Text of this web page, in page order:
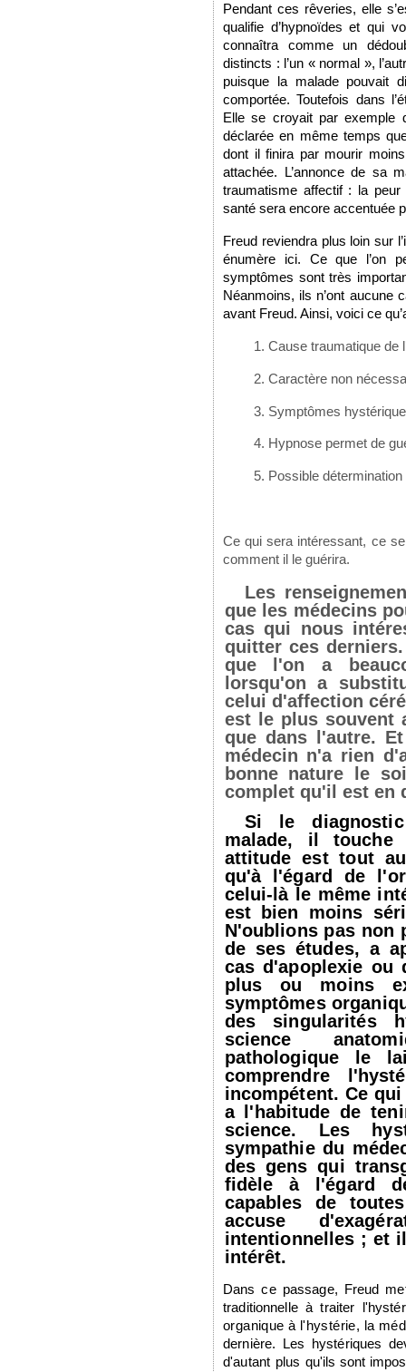
Pendant ces rêveries, elle
qualifie d’hypnoïdes et qui
connaîtra comme un
distincts : l’un « normal »,
puisque la malade pouvait
comportée. Toutefois dans
Elle se croyait par exemple
déclarée en même temps
dont il finira par mourir
attachée. L’annonce de sa
traumatisme affectif : la peur
santé sera encore accentuée
Freud reviendra plus loin sur
énumère ici. Ce que l’on
symptômes sont très
Néanmoins, ils n’ont aucune
avant Freud. Ainsi, voici ce
Cause traumatique de
Caractère non
Symptômes
Hypnose permet de
Possible
Ce qui sera intéressant, ce
comment il le guérira.
Les
que les médecins
cas qui nous
quitter ces
que l'on a
lorsqu'on a
celui d'affection
est le plus souvent
que dans l'autre.
médecin n'a rien
bonne nature le
complet qu'il est en
Si le
malade, il touche
attitude est tout
qu'à l'égard de
celui-là le même
est bien moins
N'oublions pas non
de ses études, a
cas d'apoplexie ou
plus ou moins
symptômes
des singularités
science
pathologique le
comprendre
incompétent. Ce
a l'habitude de
science. Les
sympathie du
des gens qui
fidèle à l'égard
capables de
accuse
intentionnelles ; et
intérêt.
Dans ce passage, Freud
traditionnelle à traiter
organique à l'hystérie, la
dernière. Les hystériques
d'autant plus qu'ils sont